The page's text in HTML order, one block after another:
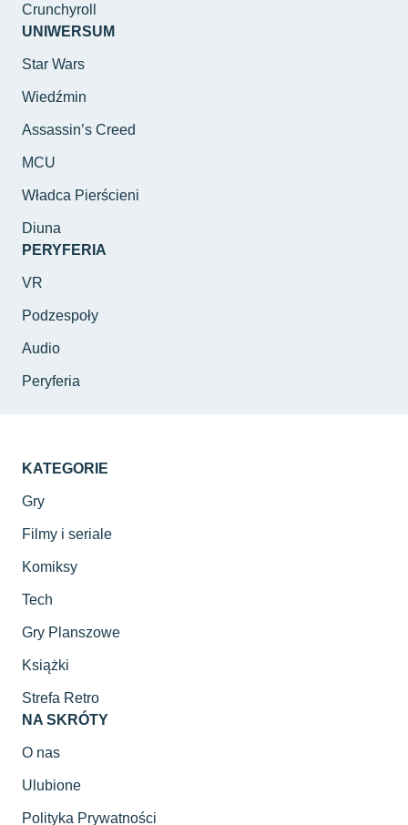
Crunchyroll
UNIWERSUM
Star Wars
Wiedźmin
Assassin’s Creed
MCU
Władca Pierścieni
Diuna
PERYFERIA
VR
Podzespoły
Audio
Peryferia
KATEGORIE
Gry
Filmy i seriale
Komiksy
Tech
Gry Planszowe
Książki
Strefa Retro
NA SKRÓTY
O nas
Ulubione
Polityka Prywatności